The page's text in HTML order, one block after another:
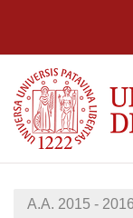
A.A. 2015 - 2016